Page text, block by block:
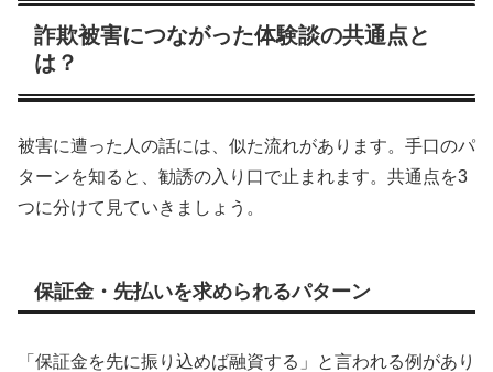
詐欺被害につながった体験談の共通点と
は？
被害に遭った人の話には、似た流れがあります。手口のパ
ターンを知ると、勧誘の入り口で止まれます。共通点を3
つに分けて見ていきましょう。
保証金・先払いを求められるパターン
「保証金を先に振り込めば融資する」と言われる例があり